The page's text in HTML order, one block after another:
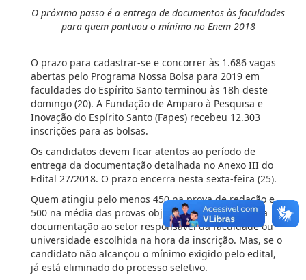
O próximo passo é a entrega de documentos às faculdades
para quem pontuou o mínimo no Enem 2018
O prazo para cadastrar-se e concorrer às 1.686 vagas
abertas pelo Programa Nossa Bolsa para 2019 em
faculdades do Espírito Santo terminou às 18h deste
domingo (20). A Fundação de Amparo à Pesquisa e
Inovação do Espírito Santo (Fapes) recebeu 12.303
inscrições para as bolsas.
Os candidatos devem ficar atentos ao período de
entrega da documentação detalhada no Anexo III do
Edital 27/2018. O prazo encerra nesta sexta-feira (25).
Quem atingiu pelo menos 450 na prova de redação e
500 na média das provas objetivas, deve entregar a
documentação ao setor responsável da faculdade ou
universidade escolhida na hora da inscrição. Mas, se o
candidato não alcançou o mínimo exigido pelo edital,
já está eliminado do processo seletivo.